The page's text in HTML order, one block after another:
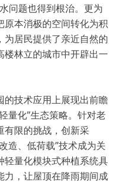
题也得到根治。更为
原本消极的空间转化为积
为居民提供了亲近自然的
楼林立的城市中开辟出一
的技术应用上展现出前瞻
量化”生态策略。针对老
有限的挑战，创新采
造、低荷载”技术成为关
轻量化模块式种植系统具
力，让屋顶在降雨期间成